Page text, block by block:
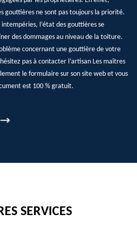
gouttières ne sont pas toujours la priorité.
l’état des gouttières se
des dommages au niveau de la toiture.
concernant une gouttière de votre
pas à contacter l’artisan Les maîtres
le formulaire sur son site web et vous
est 100 % gratuit.
SERVICES